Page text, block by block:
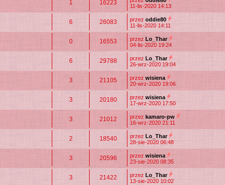
1 16223
11-lis-2020 14:13
6 26083 przez oddie80
11-lis-2020 14:11
0 16553 przez Lo_Thar
04-lis-2020 19:24
6 29788 przez Lo_Thar
26-wrz-2020 19:04
3 21105 przez wisiena
20-wrz-2020 19:06
3 20180 przez wisiena
17-wrz-2020 17:50
3 21012 przez kamaro-pw
16-wrz-2020 21:11
2 18540 przez Lo_Thar
28-sie-2020 06:48
3 20596 przez wisiena
23-sie-2020 08:35
3 21422 przez Lo_Thar
13-sie-2020 10:02